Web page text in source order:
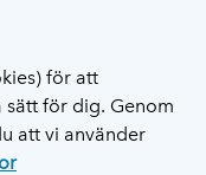
för att
för dig. Genom
att vi använder